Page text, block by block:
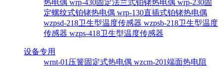
热电偶 wrp-430固定法兰式铂铑热电偶 wrp-230固
定螺纹式铂铑热电偶 wrp-130直插式铂铑热电偶
wzpsd-218卫生型温度传感器 wzpsb-218卫生型温度
传感器 wzps-418卫生型温度传感器
设备专用
wrnt-01压簧固定式热电偶 wzcm-201端面热电阻